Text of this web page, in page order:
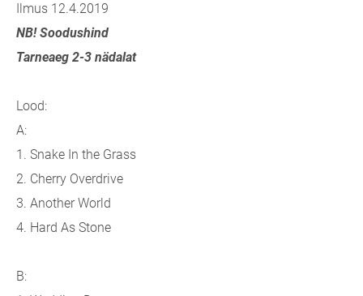
Ilmus 12.4.2019
NB! Soodushind
Tarneaeg 2-3 nädalat
Lood:
A:
1. Snake In the Grass
2. Cherry Overdrive
3. Another World
4. Hard As Stone
B: